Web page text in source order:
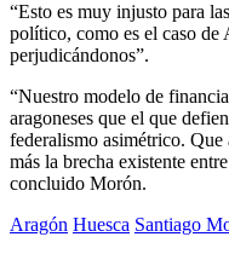
“Esto es muy injusto para
político, como es el caso de
perjudicándonos”.
“Nuestro modelo de
aragoneses que el que
federalismo asimétrico.
más la brecha existente
concluido Morón.
Aragón Huesca Santiago